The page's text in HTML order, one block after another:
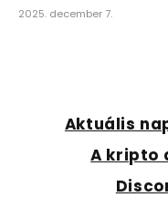
2025. december 7.
Aktuális
A kripto